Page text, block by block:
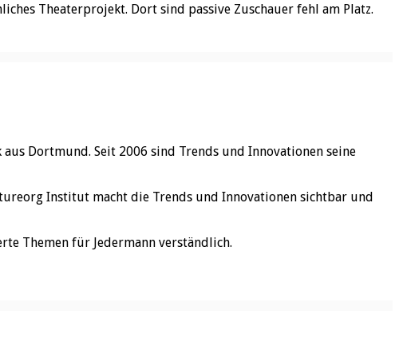
Theaterprojekt. Dort sind passive Zuschauer fehl am Platz.
Dortmund. Seit 2006 sind Trends und Innovationen seine
Institut macht die Trends und Innovationen sichtbar und
Themen für Jedermann verständlich.